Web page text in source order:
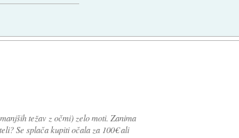
težav z očmi) zelo moti. Zanima
Se splača kupiti očala za 100€ ali